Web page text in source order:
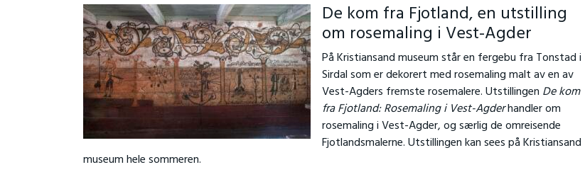
De kom fra Fjotland, en utstilling
om rosemaling i Vest-Agder
På Kristiansand museum står en fergebu fra Tonstad i
Sirdal som er dekorert med rosemaling malt av en av
Vest-Agders fremste rosemalere. Utstillingen De kom
fra Fjotland: Rosemaling i Vest-Agderhandler om
rosemaling i Vest-Agder, og særlig de omreisende
Fjotlandsmalerne. Utstillingen kan sees på Kristiansand
museum hele sommeren.